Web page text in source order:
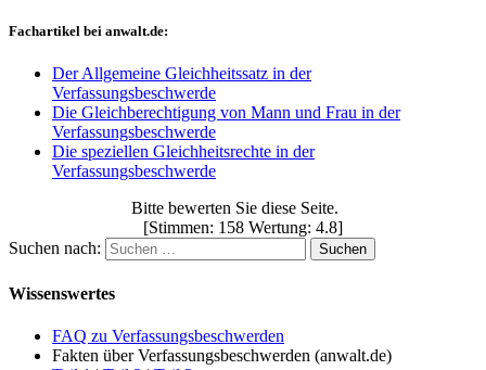
Fachartikel bei anwalt.de:
Der Allgemeine Gleichheitssatz in der
Verfassungsbeschwerde
Die Gleichberechtigung von Mann und Frau in der
Verfassungsbeschwerde
Die speziellen Gleichheitsrechte in der
Verfassungsbeschwerde
Bitte bewerten Sie diese Seite.
[Stimmen: 158 Wertung: 4.8]
Suchen nach:
Wissenswertes
FAQ zu Verfassungsbeschwerden
Fakten über Verfassungsbeschwerden (anwalt.de)